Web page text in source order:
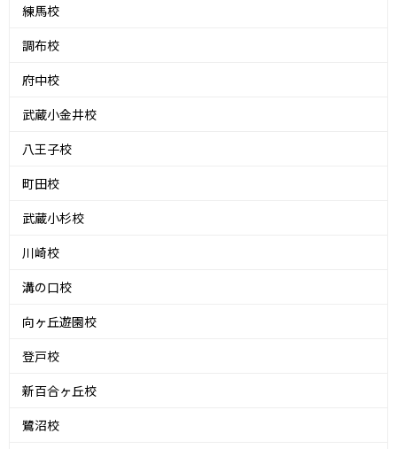
練馬校
調布校
府中校
武蔵小金井校
八王子校
町田校
武蔵小杉校
川崎校
溝の口校
向ヶ丘遊園校
登戸校
新百合ヶ丘校
鷺沼校